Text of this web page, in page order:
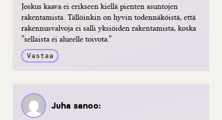
Joskus kaava ei erikseen kiellä pienten asuntojen
rakentamista. Tällöinkin on hyvin todennäköistä, että
rakennusvalvoja ei salli yksiöiden rakentamista, koska
”sellaista ei alueelle toivota.”
Vastaa
Juha sanoo: